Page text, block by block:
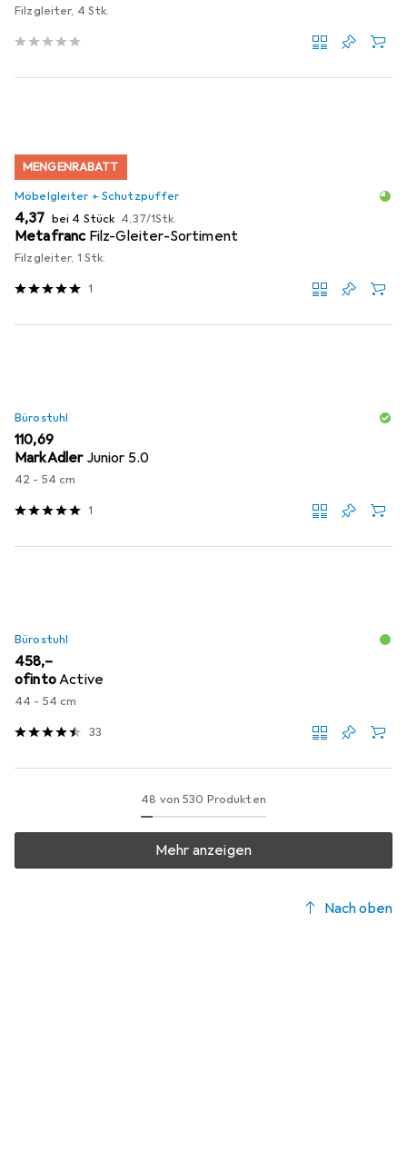
Filzgleiter, 4 Stk.
MENGENRABATT
Möbelgleiter + Schutzpuffer
EUR
4,37 bei 4 Stück EUR
4,37/1Stk.
Metafranc Filz-Gleiter-Sortiment
Filzgleiter, 1 Stk.
1
Bürostuhl
EUR
110,69
MarkAdler Junior 5.0
42 - 54 cm
1
Bürostuhl
EUR
458,–
ofintoActive
44 - 54 cm
33
48 von 530 Produkten
Mehr anzeigen
Nach oben